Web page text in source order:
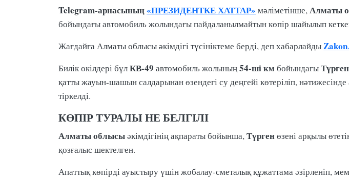
Telegram-арнасының«ПРЕЗИДЕНТКЕ ХАТТАР» мәліметінше,Алматы
бойындағы автомобиль жолындағы пайдаланылмайтын көпір шайылып
Жағдайға Алматы облысы әкімдігі түсініктеме берді, деп хабарлайды
Билік өкілдері бұлКВ-49 автомобиль жолының54-ші км бойындағыТүрген
қатты жауын-шашын салдарынан өзендегі су деңгейі көтеріліп,
тіркелді.
КӨПІР ТУРАЛЫ НЕ БЕЛГІЛІ
Алматы облысыәкімдігінің ақпараты бойынша,Түргенөзені арқылы
қозғалыс шектелген.
Апаттық көпірді ауыстыру үшін жобалау-сметалық құжаттама әзірленіп,